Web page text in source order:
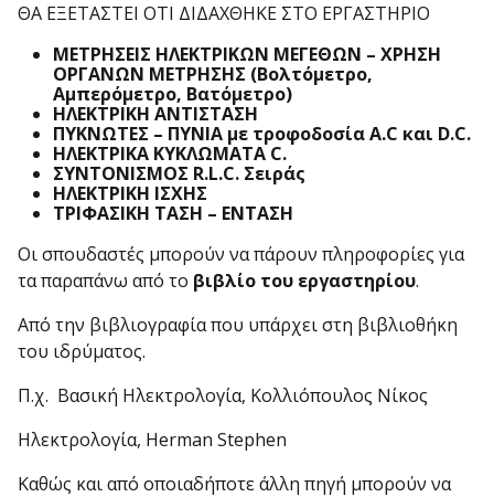
ΘΑ ΕΞΕΤΑΣΤΕΙ ΟΤΙ ΔΙΔΑΧΘΗΚΕ ΣΤΟ ΕΡΓΑΣΤΗΡΙΟ
ΜΕΤΡΗΣΕΙΣ ΗΛΕΚΤΡΙΚΩΝ ΜΕΓΕΘΩΝ – ΧΡΗΣΗ
ΟΡΓΑΝΩΝ ΜΕΤΡΗΣΗΣ (Βολτόμετρο,
Αμπερόμετρο, Βατόμετρο)
ΗΛΕΚΤΡΙΚΗ ΑΝΤΙΣΤΑΣΗ
ΠΥΚΝΩΤΕΣ – ΠΥΝΙΑ με τροφοδοσία A.C και D.C.
ΗΛΕΚΤΡΙΚΑ ΚΥΚΛΩΜΑΤΑ C.
ΣΥΝΤΟΝΙΣΜΟΣ R.L.C. Σειράς
ΗΛΕΚΤΡΙΚΗ ΙΣΧΗΣ
ΤΡΙΦΑΣΙΚΗ ΤΑΣΗ – ΕΝΤΑΣΗ
Οι σπουδαστές μπορούν να πάρουν πληροφορίες για
τα παραπάνω από το βιβλίο του εργαστηρίου.
Από την βιβλιογραφία που υπάρχει στη βιβλιοθήκη
του ιδρύματος.
Π.χ. Βασική Ηλεκτρολογία, Κολλιόπουλος Νίκος
Ηλεκτρολογία, Herman Stephen
Καθώς και από οποιαδήποτε άλλη πηγή μπορούν να